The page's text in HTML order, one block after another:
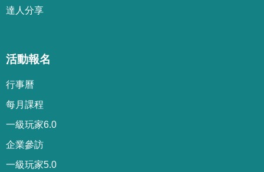
達人分享
活動報名
行事曆
每月課程
一級玩家6.0
企業參訪
一級玩家5.0